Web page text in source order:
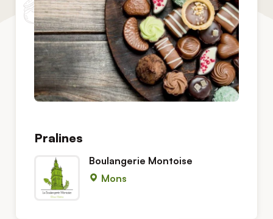
Pralines
Boulangerie Montoise
Mons